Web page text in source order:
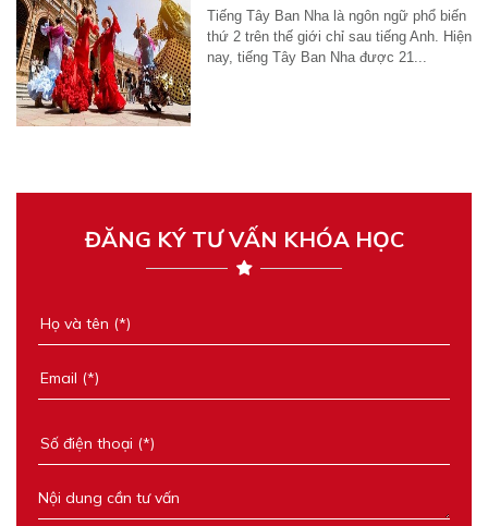
Tiếng Tây Ban Nha là ngôn ngữ phổ biến
thứ 2 trên thế giới chỉ sau tiếng Anh. Hiện
nay, tiếng Tây Ban Nha được 21...
ĐĂNG KÝ TƯ VẤN KHÓA HỌC